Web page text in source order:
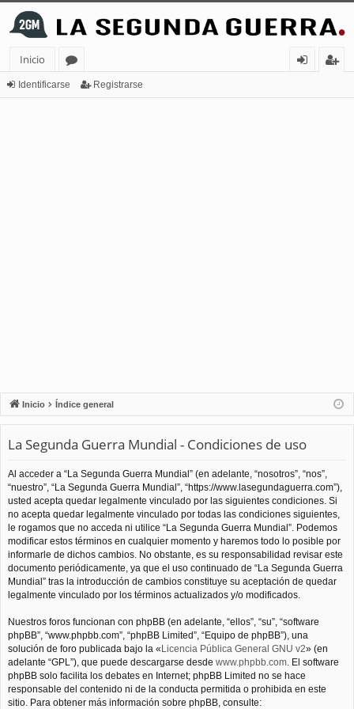
Inicio
or
Identificarse Registrarse
Inicio Índice general
La Segunda Guerra Mundial - Condiciones de uso
Al acceder a “La Segunda Guerra Mundial” (en adelante, “nosotros”, “nos”,
“nuestro”, “La Segunda Guerra Mundial”, “https://www.lasegundaguerra.com”),
usted acepta quedar legalmente vinculado por las siguientes condiciones. Si
no acepta quedar legalmente vinculado por todas las condiciones siguientes,
le rogamos que no acceda ni utilice “La Segunda Guerra Mundial”. Podemos
modificar estos términos en cualquier momento y haremos todo lo posible por
informarle de dichos cambios. No obstante, es su responsabilidad revisar este
documento periódicamente, ya que el uso continuado de “La Segunda Guerra
Mundial” tras la introducción de cambios constituye su aceptación de quedar
legalmente vinculado por los términos actualizados y/o modificados.
Nuestros foros funcionan con phpBB (en adelante, “ellos”, “su”, “software
phpBB”, “www.phpbb.com”, “phpBB Limited”, “Equipo de phpBB”), una
solución de foro publicada bajo la «Licencia Pública General GNU v2» (en
adelante “GPL”), que puede descargarse desde www.phpbb.com. El software
phpBB solo facilita los debates en Internet; phpBB Limited no se hace
responsable del contenido ni de la conducta permitida o prohibida en este
sitio. Para obtener más información sobre phpBB, consulte: